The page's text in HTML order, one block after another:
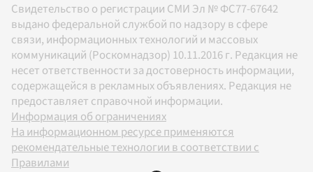
Свидетельство о регистрации СМИ Эл № ФС77-67642
выдано федеральной службой по надзору в сфере
связи, информационных технологий и массовых
коммуникаций (Роскомнадзор) 10.11.2016 г. Редакция не
несет ответственности за достоверность информации,
содержащейся в рекламных объявлениях. Редакция не
предоставляет справочной информации.
Информация об ограничениях
На информационном ресурсе применяются
рекомендательные технологии в соответствии с
Правилами